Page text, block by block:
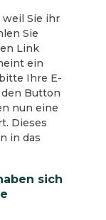
Sie ihr
Sie
Link
ein
Ihre E-
Button
nun eine
Dieses
in das
sich